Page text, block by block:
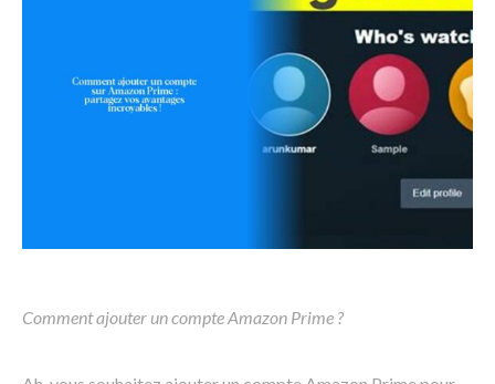
Comment ajouter un compte Amazon Prime ?